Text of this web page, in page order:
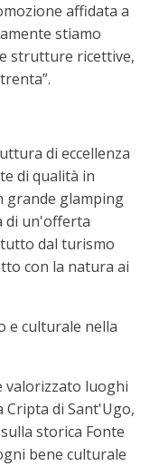
affidata a
stiamo
strutture ricettive,
di eccellenza
di qualità in
grande glamping
di un'offerta
dal turismo
con la natura ai
e culturale nella
valorizzato luoghi
Cripta di Sant'Ugo,
storica Fonte
bene culturale